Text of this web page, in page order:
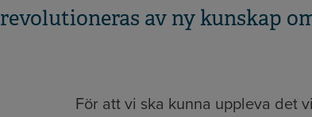
revolutioneras av ny kunskap
För att vi ska kunna uppleva det